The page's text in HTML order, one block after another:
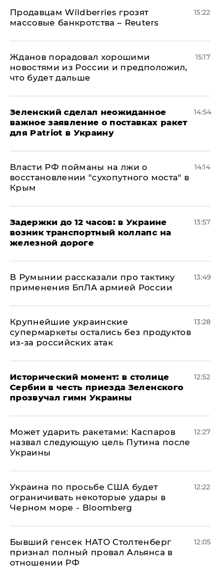
Продавцам Wildberries грозят
массовые банкротства – Reuters
15:22
Жданов порадовал хорошими
новостями из России и предположил,
что будет дальше
15:17
Зеленский сделал неожиданное
важное заявление о поставках ракет
для Patriot в Украину
14:54
Власти РФ пойманы на лжи о
восстановлении "сухопутного моста" в
Крым
14:14
Задержки до 12 часов: в Украине
возник транспортный коллапс на
железной дороге
13:57
В Румынии рассказали про тактику
применения БпЛА армией России
13:49
Крупнейшие украинские
супермаркеты остались без продуктов
из-за российских атак
13:28
Исторический момент: в столице
Сербии в честь приезда Зеленского
прозвучал гимн Украины
12:52
Может ударить ракетами: Каспаров
назвал следующую цель Путина после
Украины
12:27
Украина по просьбе США будет
ограничивать некоторые удары в
Черном море - Bloomberg
12:22
Бывший генсек НАТО Столтенберг
признал полный провал Альянса в
отношении РФ
12:05